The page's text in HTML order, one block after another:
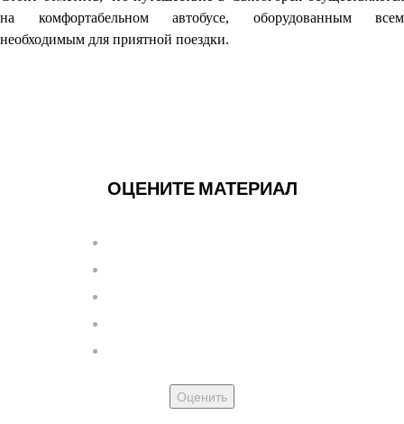
на комфортабельном автобусе, оборудованным всем
необходимым для приятной поездки.
ОЦЕНИТЕ МАТЕРИАЛ
Оценить